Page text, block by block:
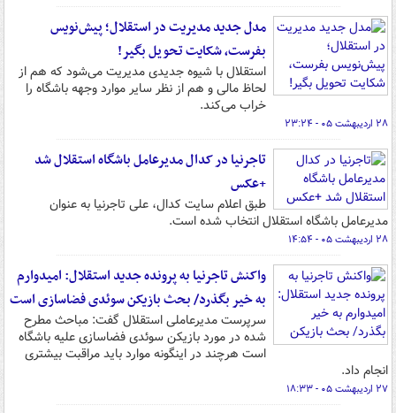
مدل جدید مدیریت در استقلال؛ پیش‌نویس
بفرست، شکایت تحویل بگیر!
استقلال با شیوه‌ جدیدی مدیریت می‌شود که هم از
لحاظ مالی و هم از نظر سایر موارد وجهه باشگاه را
خراب می‌کند.
۲۸ اردیبهشت ۰۵ - ۲۳:۲۴
تاجرنیا در کدال مدیرعامل باشگاه استقلال شد
+عکس
طبق اعلام سایت کدال، علی تاجرنیا به عنوان
مدیرعامل باشگاه استقلال انتخاب شده است.
۲۸ اردیبهشت ۰۵ - ۱۴:۵۴
واکنش تاجرنیا به پرونده جدید استقلال: امیدوارم
به خیر بگذرد/ بحث بازیکن سوئدی فضاسازی است
سرپرست مدیرعاملی استقلال گفت: مباحث مطرح
شده در مورد بازیکن سوئدی فضاسازی علیه باشگاه
است هرچند در اینگونه موارد باید مراقبت بیشتری
انجام داد.
۲۷ اردیبهشت ۰۵ - ۱۸:۳۳